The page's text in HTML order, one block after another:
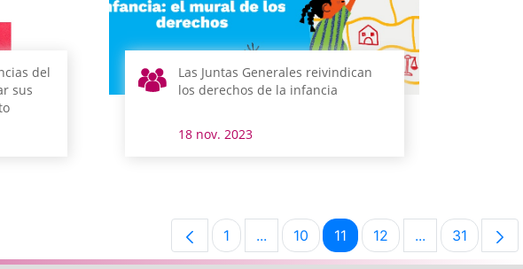
del
sus
Las Juntas Generales reivindican
los derechos de la infancia
18 nov. 2023
Página
1 ...Páginas intermedias Use TAB para
Página
10 Página
11 Página
12 ...PáginasPágina
31